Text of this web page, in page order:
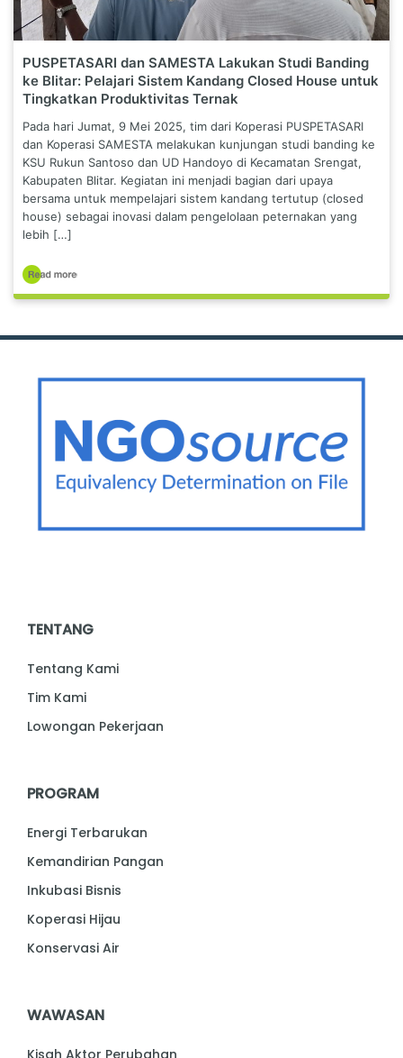
PUSPETASARI dan SAMESTA Lakukan Studi Banding
ke Blitar: Pelajari Sistem Kandang Closed House untuk
Tingkatkan Produktivitas Ternak
Pada hari Jumat, 9 Mei 2025, tim dari Koperasi PUSPETASARI
dan Koperasi SAMESTA melakukan kunjungan studi banding ke
KSU Rukun Santoso dan UD Handoyo di Kecamatan Srengat,
Kabupaten Blitar. Kegiatan ini menjadi bagian dari upaya
bersama untuk mempelajari sistem kandang tertutup (closed
house) sebagai inovasi dalam pengelolaan peternakan yang
lebih […]
TENTANG
Tentang Kami
Tim Kami
Lowongan Pekerjaan
PROGRAM
Energi Terbarukan
Kemandirian Pangan
Inkubasi Bisnis
Koperasi Hijau
Konservasi Air
WAWASAN
Kisah Aktor Perubahan